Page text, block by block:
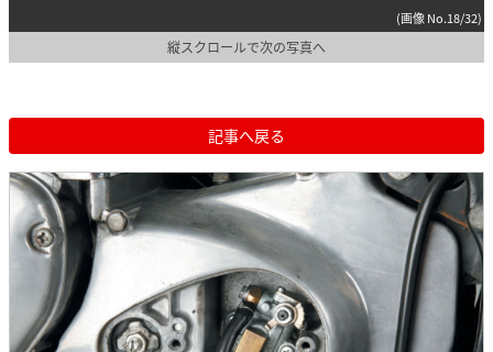
(画像 No.18/32)
縦スクロールで次の写真へ
記事へ戻る